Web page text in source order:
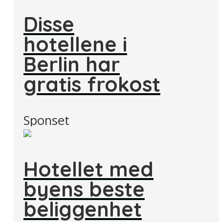
Disse
hotellene i
Berlin har
gratis frokost
Sponset
Hotellet med
byens beste
beliggenhet